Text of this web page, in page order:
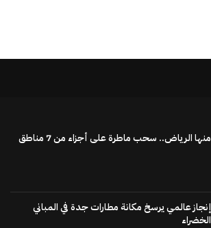
منها الرياض.. سحب ماطرة على أجزاء من 7 مناطق
إنجاز عالمي يرسخ مكانة مطارات جدة في المباني
الخضراء